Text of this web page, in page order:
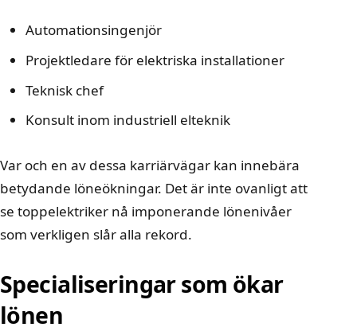
Automationsingenjör
Projektledare för elektriska installationer
Teknisk chef
Konsult inom industriell elteknik
Var och en av dessa karriärvägar kan innebära
betydande löneökningar. Det är inte ovanligt att
se toppelektriker nå imponerande lönenivåer
som verkligen slår alla rekord.
Specialiseringar som ökar
lönen